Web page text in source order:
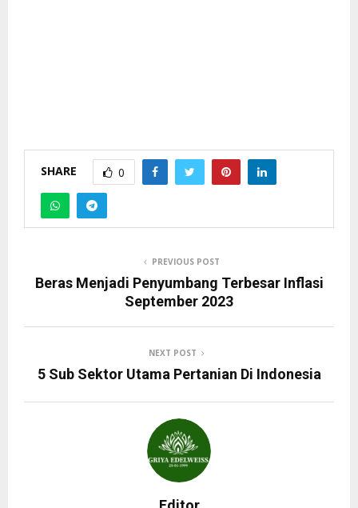
SHARE 0
PREVIOUS POST
Beras Menjadi Penyumbang Terbesar Inflasi
September 2023
NEXT POST
5 Sub Sektor Utama Pertanian Di Indonesia